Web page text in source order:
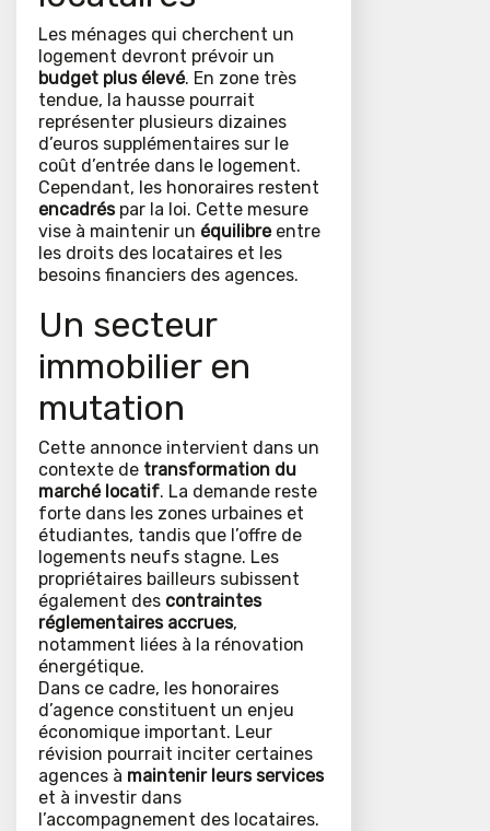
Les ménages qui cherchent un
logement devront prévoir un
budget plus élevé. En zone très
tendue, la hausse pourrait
représenter plusieurs dizaines
d’euros supplémentaires sur le
coût d’entrée dans le logement.
Cependant, les honoraires restent
encadréspar la loi. Cette mesure
vise à maintenir un équilibreentre
les droits des locataires et les
besoins financiers des agences.
Un secteur
immobilier en
mutation
Cette annonce intervient dans un
contexte de transformation du
marché locatif. La demande reste
forte dans les zones urbaines et
étudiantes, tandis que l’offre de
logements neufs stagne. Les
propriétaires bailleurs subissent
également des contraintes
réglementaires accrues,
notamment liées à la rénovation
énergétique.
Dans ce cadre, les honoraires
d’agence constituent un enjeu
économique important. Leur
révision pourrait inciter certaines
agences à maintenir leurs services
et à investir dans
l’accompagnement des locataires.